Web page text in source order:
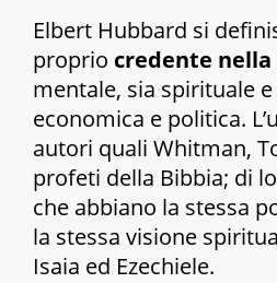
Elbert Hubbard si
proprio credente
mentale, sia spirituale
economica e politica.
autori quali Whitman,
profeti della Bibbia; di
che abbiano la stessa
la stessa visione
Isaia ed Ezechiele.